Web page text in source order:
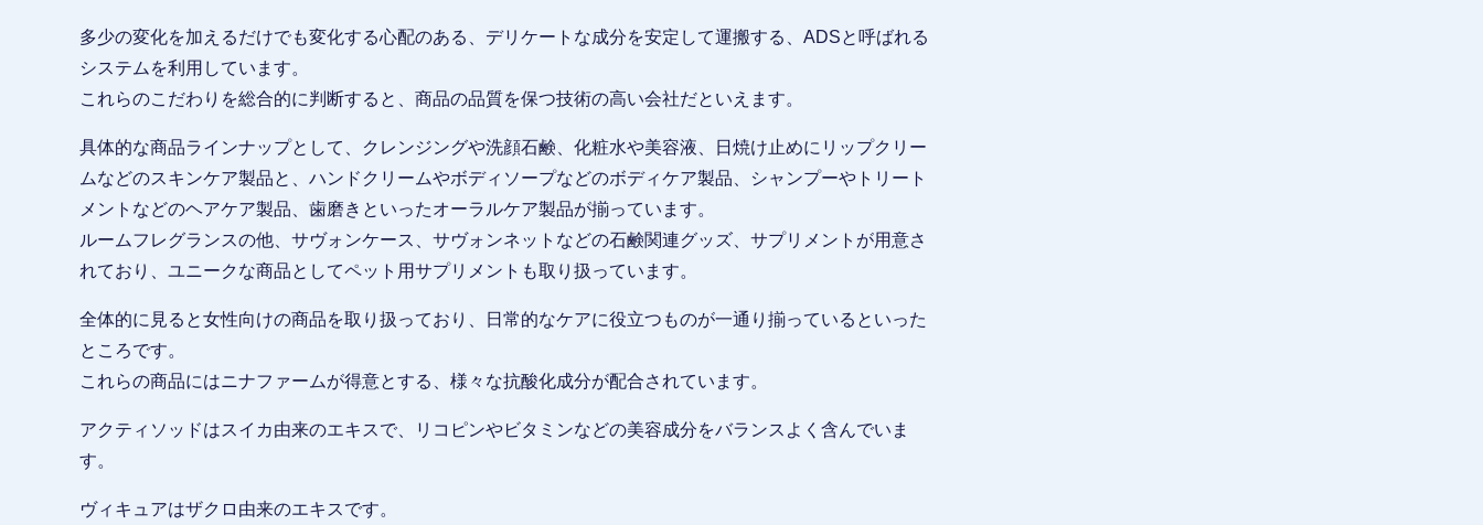
多少の変化を加えるだけでも変化する心配のある、デリケートな成分を安定して運搬する、ADSと呼ばれる
システムを利用しています。
これらのこだわりを総合的に判断すると、商品の品質を保つ技術の高い会社だといえます。
具体的な商品ラインナップとして、クレンジングや洗顔石鹸、化粧水や美容液、日焼け止めにリップクリー
ムなどのスキンケア製品と、ハンドクリームやボディソープなどのボディケア製品、シャンプーやトリート
メントなどのヘアケア製品、歯磨きといったオーラルケア製品が揃っています。
ルームフレグランスの他、サヴォンケース、サヴォンネットなどの石鹸関連グッズ、サプリメントが用意さ
れており、ユニークな商品としてペット用サプリメントも取り扱っています。
全体的に見ると女性向けの商品を取り扱っており、日常的なケアに役立つものが一通り揃っているといった
ところです。
これらの商品にはニナファームが得意とする、様々な抗酸化成分が配合されています。
アクティソッドはスイカ由来のエキスで、リコピンやビタミンなどの美容成分をバランスよく含んでいま
す。
ヴィキュアはザクロ由来のエキスです。